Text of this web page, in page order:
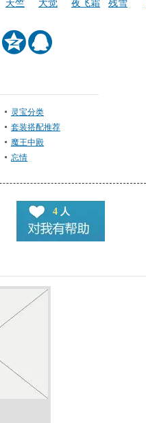
天竺 大觉 夜飞霜 残雪

灵宝分类
套装搭配推荐
魔王中殿
忘情
4 人